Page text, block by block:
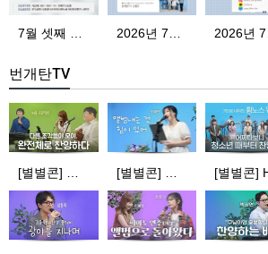
7월 셋째 주 편성표 2026년 7월 21일 화요일
번개탄TV